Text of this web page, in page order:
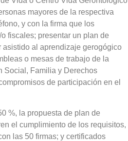
mayores de la respectiva
y con la firma que los
fiscales; presentar un plan de
al aprendizaje gerogógico
o mesas de trabajo de la
Social, Familia y Derechos
de participación en el
%, la propuesta de plan de
el cumplimiento de los requisitos,
las 50 firmas; y certificados